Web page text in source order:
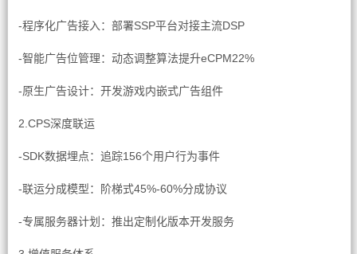
-程序化广告接入：部署SSP平台对接主流DSP
-智能广告位管理：动态调整算法提升eCPM22%
-原生广告设计：开发游戏内嵌式广告组件
2.CPS深度联运
-SDK数据埋点：追踪156个用户行为事件
-联运分成模型：阶梯式45%-60%分成协议
-专属服务器计划：推出定制化版本开发服务